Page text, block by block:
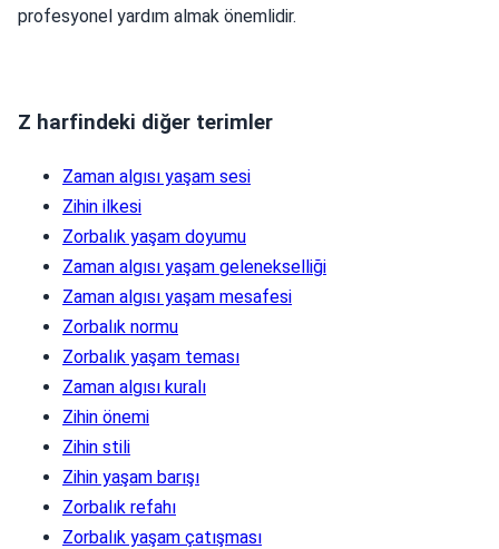
profesyonel yardım almak önemlidir.
Z harfindeki diğer terimler
Zaman algısı yaşam sesi
Zihin ilkesi
Zorbalık yaşam doyumu
Zaman algısı yaşam gelenekselliği
Zaman algısı yaşam mesafesi
Zorbalık normu
Zorbalık yaşam teması
Zaman algısı kuralı
Zihin önemi
Zihin stili
Zihin yaşam barışı
Zorbalık refahı
Zorbalık yaşam çatışması